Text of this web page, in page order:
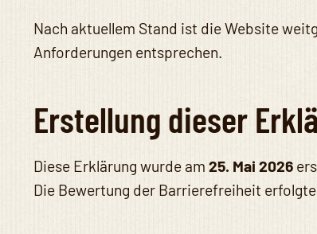
Nach aktuellem Stand ist die Website
Anforderungen entsprechen.
Erstellung dieser
Diese Erklärung wurde am 25. Mai 2026
Die Bewertung der Barrierefreiheit